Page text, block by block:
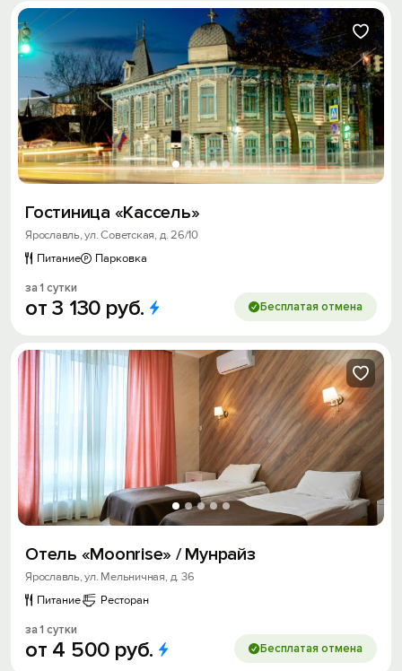
Гостиница «Кассель»
Ярославль, ул. Советская, д. 26/10
Питание
Парковка
за 1 сутки
от3 130 руб. Бесплатая отмена
Отель «Moonrise» / Мунрайз
Ярославль, ул. Мельничная, д. 36
Питание
Ресторан
за 1 сутки
от 4 500 руб. Бесплатая отмена